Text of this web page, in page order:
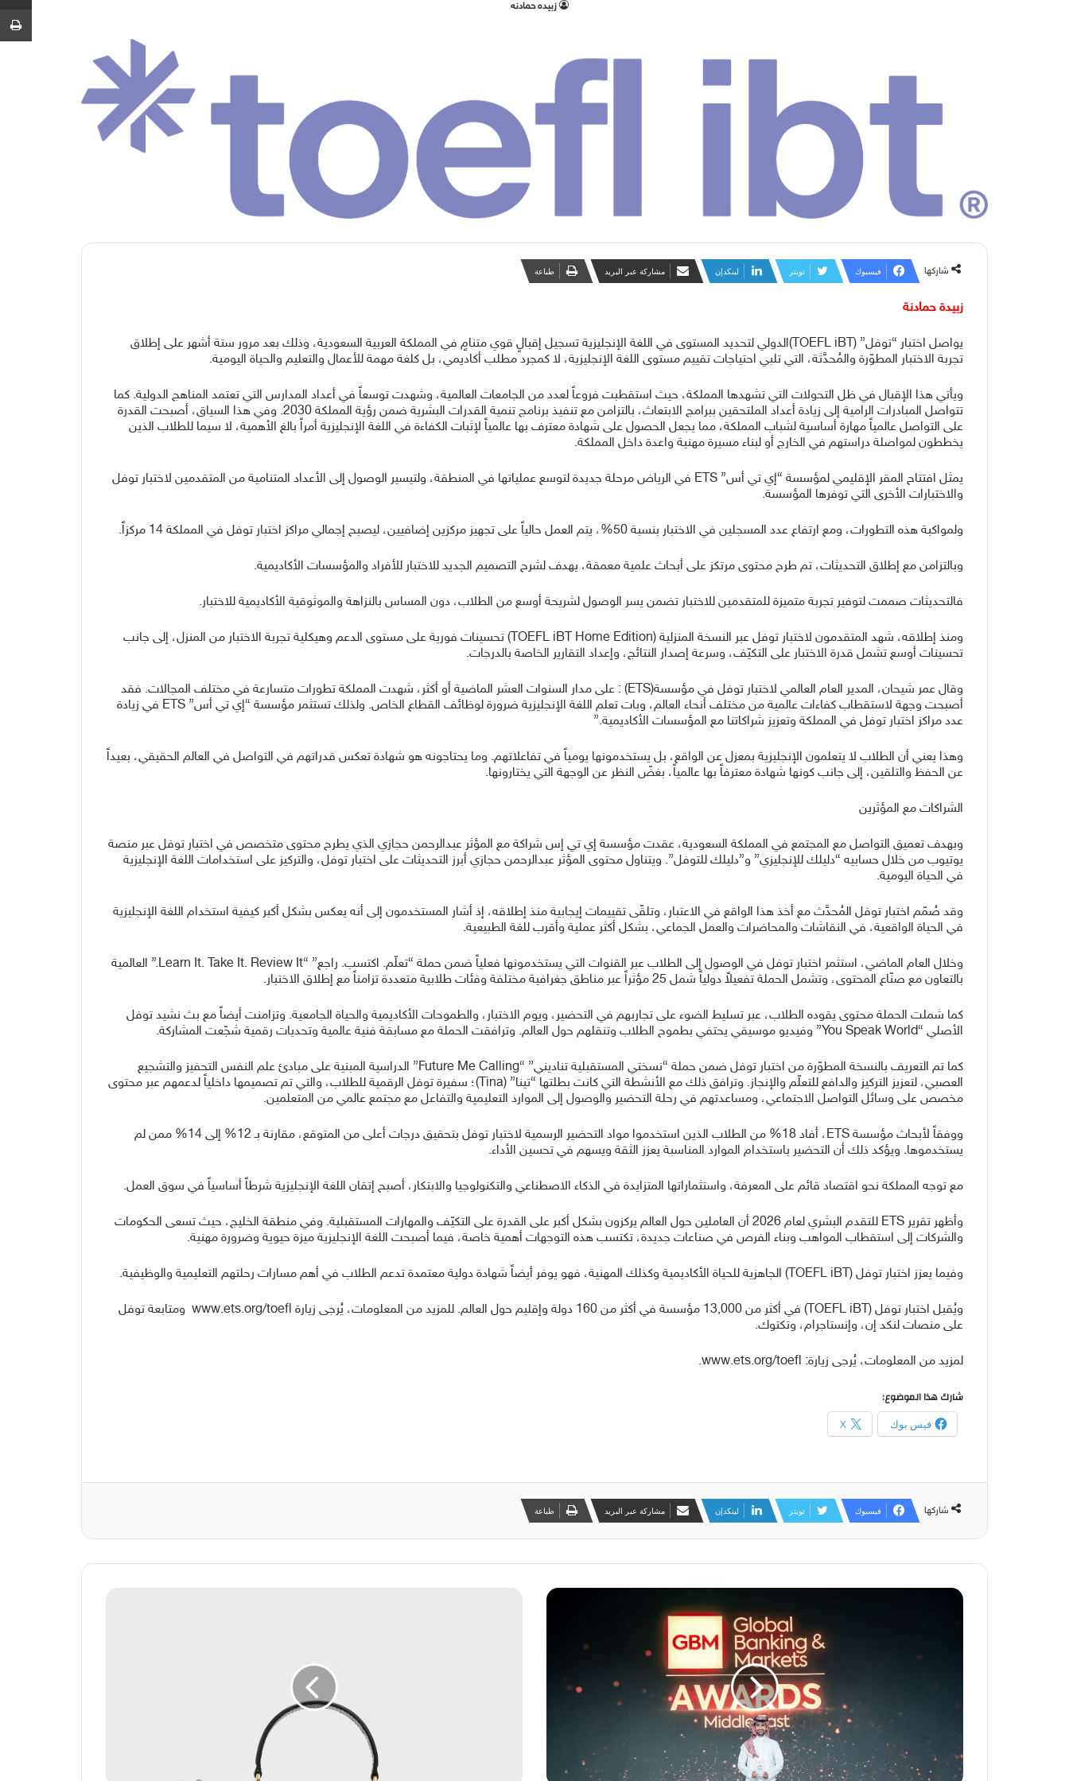
زبيده حمادنه
شاركها فيسبوك تويتر لينكدإن مشاركة عبر البريد طباعة
زبيدة حمادنة
يواصل اختبار “توفل” (TOEFL iBT)الدولي لتحديد المستوى في اللغة الإنجليزية تسجيل إقبالٍ قوي متنامٍ في المملكة العربية السعودية، وذلك بعد مرور ستة أشهر على إطلاق
تجربة الاختبار المطوّرة والمُحدَّثة، التي تلبي احتياجات تقييم مستوى اللغة الإنجليزية، لا كمجرد مطلب أكاديمي، بل كلغة مهمة للأعمال والتعليم والحياة اليومية.
ويأتي هذا الإقبال في ظل التحولات التي تشهدها المملكة، حيث استقطبت فروعاً لعدد من الجامعات العالمية، وشهدت توسعاً في أعداد المدارس التي تعتمد المناهج الدولية. كما
تتواصل المبادرات الرامية إلى زيادة أعداد الملتحقين ببرامج الابتعاث، بالتزامن مع تنفيذ برنامج تنمية القدرات البشرية ضمن رؤية المملكة 2030. وفي هذا السياق، أصبحت القدرة
على التواصل عالمياً مهارة أساسية لشباب المملكة، مما يجعل الحصول على شهادة معترف بها عالمياً لإثبات الكفاءة في اللغة الإنجليزية أمراً بالغ الأهمية، لا سيما للطلاب الذين
يخططون لمواصلة دراستهم في الخارج أو لبناء مسيرة مهنية واعدة داخل المملكة.
يمثل افتتاح المقر الإقليمي لمؤسسة “إي تي أس” ETS في الرياض مرحلة جديدة لتوسع عملياتها في المنطقة، ولتيسير الوصول إلى الأعداد المتنامية من المتقدمين لاختبار توفل
والاختبارات الأخرى التي توفرها المؤسسة.
ولمواكبة هذه التطورات، ومع ارتفاع عدد المسجلين في الاختبار بنسبة 50%، يتم العمل حالياً على تجهيز مركزين إضافيين، ليصبح إجمالي مراكز اختبار توفل في المملكة 14 مركزاً.
وبالتزامن مع إطلاق التحديثات، تم طرح محتوى مرتكز على أبحاث علمية معمقة، يهدف لشرح التصميم الجديد للاختبار للأفراد والمؤسسات الأكاديمية.
فالتحديثات صممت لتوفير تجربة متميزة للمتقدمين للاختبار تضمن يسر الوصول لشريحة أوسع من الطلاب، دون المساس بالنزاهة والموثوقية الأكاديمية للاختبار.
ومنذ إطلاقه، شهد المتقدمون لاختبار توفل عبر النسخة المنزلية (TOEFL iBT Home Edition) تحسينات فورية على مستوى الدعم وهيكلية تجربة الاختبار من المنزل، إلى جانب
تحسينات أوسع تشمل قدرة الاختبار على التكيّف، وسرعة إصدار النتائج، وإعداد التقارير الخاصة بالدرجات.
وقال عمر شيحان، المدير العام العالمي لاختبار توفل في مؤسسة(ETS) : على مدار السنوات العشر الماضية أو أكثر، شهدت المملكة تطورات متسارعة في مختلف المجالات. فقد
أصبحت وجهة لاستقطاب كفاءات عالمية من مختلف أنحاء العالم، وبات تعلم اللغة الإنجليزية ضرورة لوظائف القطاع الخاص. ولذلك تستثمر مؤسسة “إي تي أس” ETS في زيادة
عدد مراكز اختبار توفل في المملكة وتعزيز شراكاتنا مع المؤسسات الأكاديمية.”
وهذا يعني أن الطلاب لا يتعلمون الإنجليزية بمعزل عن الواقع، بل يستخدمونها يومياً في تفاعلاتهم. وما يحتاجونه هو شهادة تعكس قدراتهم في التواصل في العالم الحقيقي، بعيداً
عن الحفظ والتلقين، إلى جانب كونها شهادة معترفاً بها عالمياً، بغضّ النظر عن الوجهة التي يختارونها.
الشراكات مع المؤثرين
وبهدف تعميق التواصل مع المجتمع في المملكة السعودية، عقدت مؤسسة إي تي إس شراكة مع المؤثر عبدالرحمن حجازي الذي يطرح محتوى متخصص في اختبار توفل عبر منصة
يوتيوب من خلال حسابيه “دليلك للإنجليزي” و”دليلك للتوفل”. ويتناول محتوى المؤثر عبدالرحمن حجازي أبرز التحديثات على اختبار توفل، والتركيز على استخدامات اللغة الإنجليزية
في الحياة اليومية.
وقد صُمّم اختبار توفل المُحدَّث مع أخذ هذا الواقع في الاعتبار، وتلقّى تقييمات إيجابية منذ إطلاقه، إذ أشار المستخدمون إلى أنه يعكس بشكل أكبر كيفية استخدام اللغة الإنجليزية
في الحياة الواقعية، في النقاشات والمحاضرات والعمل الجماعي، بشكل أكثر عملية وأقرب للغة الطبيعية.
وخلال العام الماضي، استثمر اختبار توفل في الوصول إلى الطلاب عبر القنوات التي يستخدمونها فعلياً ضمن حملة “تعلّم. اكتسب. راجع” “Learn It. Take It. Review It.” العالمية
بالتعاون مع صنّاع المحتوى، وتشمل الحملة تفعيلاً دولياً شمل 25 مؤثراً عبر مناطق جغرافية مختلفة وفئات طلابية متعددة تزامناً مع إطلاق الاختبار.
كما شملت الحملة محتوى يقوده الطلاب، عبر تسليط الضوء على تجاربهم في التحضير، ويوم الاختبار، والطموحات الأكاديمية والحياة الجامعية. وتزامنت أيضاً مع بث نشيد توفل
الأصلي “You Speak World” وفيديو موسيقي يحتفي بطموح الطلاب وتنقلهم حول العالم. وترافقت الحملة مع مسابقة فنية عالمية وتحديات رقمية شجّعت المشاركة.
كما تم التعريف بالنسخة المطوّرة من اختبار توفل ضمن حملة “نسختي المستقبلية تناديني” “Future Me Calling” الدراسية المبنية على مبادئ علم النفس التحفيز والتشجيع
العصبي، لتعزيز التركيز والدافع للتعلّم والإنجاز. وترافق ذلك مع الأنشطة التي كانت بطلتها “تينا” (Tina)؛ سفيرة توفل الرقمية للطلاب، والتي تم تصميمها داخلياً لدعمهم عبر محتوى
مخصص على وسائل التواصل الاجتماعي، ومساعدتهم في رحلة التحضير والوصول إلى الموارد التعليمية والتفاعل مع مجتمع عالمي من المتعلمين.
ووفقاً لأبحاث مؤسسة ETS، أفاد 18% من الطلاب الذين استخدموا مواد التحضير الرسمية لاختبار توفل بتحقيق درجات أعلى من المتوقع، مقارنة بـ 12% إلى 14% ممن لم
يستخدموها. ويؤكد ذلك أن التحضير باستخدام الموارد المناسبة يعزز الثقة ويسهم في تحسين الأداء.
مع توجه المملكة نحو اقتصاد قائم على المعرفة، واستثماراتها المتزايدة في الذكاء الاصطناعي والتكنولوجيا والابتكار، أصبح إتقان اللغة الإنجليزية شرطاً أساسياً في سوق العمل.
وأظهر تقرير ETS للتقدم البشري لعام 2026 أن العاملين حول العالم يركزون بشكل أكبر على القدرة على التكيّف والمهارات المستقبلية. وفي منطقة الخليج، حيث تسعى الحكومات
والشركات إلى استقطاب المواهب وبناء الفرص في صناعات جديدة، تكتسب هذه التوجهات أهمية خاصة، فيما أصبحت اللغة الإنجليزية ميزة حيوية وضرورة مهنية.
وفيما يعزز اختبار توفل (TOEFL iBT) الجاهزية للحياة الأكاديمية وكذلك المهنية، فهو يوفر أيضاً شهادة دولية معتمدة تدعم الطلاب في أهم مسارات رحلتهم التعليمية والوظيفية.
ويُقبل اختبار توفل (TOEFL iBT) في أكثر من 13,000 مؤسسة في أكثر من 160 دولة وإقليم حول العالم. للمزيد من المعلومات، يُرجى زيارة www.ets.org/toefl ومتابعة توفل
على منصات لنكد إن، وإنستاجرام، وتكتوك.
لمزيد من المعلومات، يُرجى زيارة: www.ets.org/toefl.
شارك هذا الموضوع:
فيس بوك X
شاركها فيسبوك تويتر لينكدإن مشاركة عبر البريد طباعة